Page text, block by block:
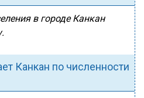
в городе Канкан
Канкан по численности